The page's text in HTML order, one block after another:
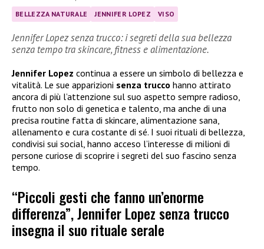
BELLEZZA NATURALE JENNIFER LOPEZ VISO
Jennifer Lopez senza trucco: i segreti della sua bellezza
senza tempo tra skincare, fitness e alimentazione.
Jennifer Lopez continua a essere un simbolo di bellezza e
vitalità. Le sue apparizioni senza trucco hanno attirato
ancora di più l’attenzione sul suo aspetto sempre radioso,
frutto non solo di genetica e talento, ma anche di una
precisa routine fatta di skincare, alimentazione sana,
allenamento e cura costante di sé. I suoi rituali di bellezza,
condivisi sui social, hanno acceso l’interesse di milioni di
persone curiose di scoprire i segreti del suo fascino senza
tempo.
“Piccoli gesti che fanno un’enorme
differenza”, Jennifer Lopez senza trucco
insegna il suo rituale serale